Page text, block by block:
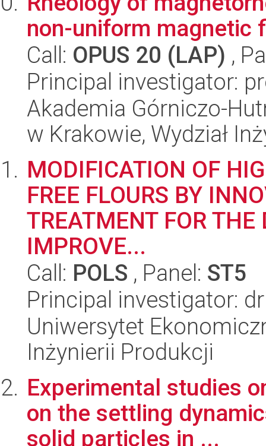
non-uniform magnetic
Call: OPUS 20 (LAP) ,
Principal investigator:
Akademia Górniczo-
w Krakowie, Wydział
MODIFICATION OF
FREE FLOURS BY
TREATMENT FOR THE
IMPROVE...
Call: POLS , Panel: ST5
Principal investigator:
Uniwersytet
Inżynierii Produkcji
Experimental studies
on the settling
solid particles in ...